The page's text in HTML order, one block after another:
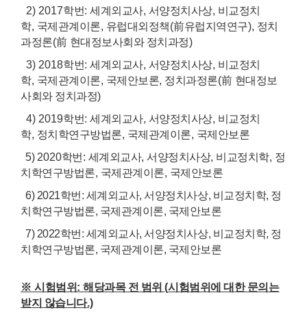
2) 2017학번:세계외교사, 서양정치사상, 비교정치
학, 국제관계이론, 유럽대외정책(前유럽지역연구), 정치
과정론(前 현대정보사회와 정치과정)
3) 2018학번:세계외교사, 서양정치사상, 비교정치
학, 국제관계이론, 국제안보론, 정치과정론(前 현대정보
사회와 정치과정)
4) 2019학번:세계외교사, 서양정치사상, 비교정치
학, 정치학연구방법론, 국제관계이론, 국제안보론
5) 2020학번 : 세계외교사,서양정치사상, 비교정치학, 정
치학연구방법론, 국제관계이론, 국제안보론
6) 2021학번: 세계외교사, 서양정치사상, 비교정치학, 정
치학연구방법론, 국제관계이론, 국제안보론
7) 2022학번: 세계외교사, 서양정치사상, 비교정치학, 정
치학연구방법론, 국제관계이론, 국제안보론
※ 시험범위 :해당과목 전 범위(시험범위에 대한 문의는
받지 않습니다.)